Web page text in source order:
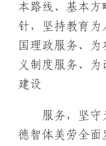
本路线、基本方
针，坚持教育为
国理政服务、
义制度服务、
建设
服务，坚守
德智体美劳全面